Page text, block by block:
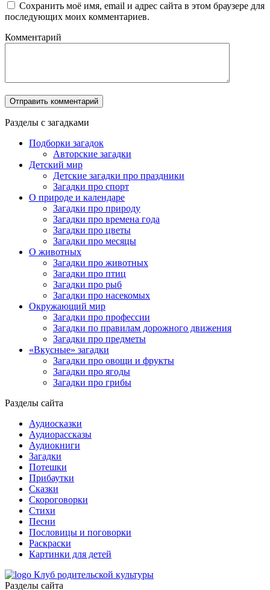
Сохранить моё имя, email и адрес сайта в этом браузере для
последующих моих комментариев.
Комментарий
Разделы с загадками
Подборки загадок
Авторские загадки
Детский мир
Детские загадки про праздники
Загадки про спорт
О природе и календаре
Загадки про природу
Загадки про времена года
Загадки про цветы
Загадки про месяцы
О животных
Загадки про животных
Загадки про птиц
Загадки про рыб
Загадки про насекомых
Окружающий мир
Загадки про профессии
Загадки по правилам дорожного движения
Загадки про предметы
«Вкусные» загадки
Загадки про овощи и фрукты
Загадки про ягоды
Загадки про грибы
Разделы сайта
Аудиосказки
Аудиорассказы
Аудиокниги
Загадки
Потешки
Прибаутки
Сказки
Скороговорки
Стихи
Песни
Пословицы и поговорки
Раскраски
Картинки для детей
Клуб родительской культуры
Разделы сайта